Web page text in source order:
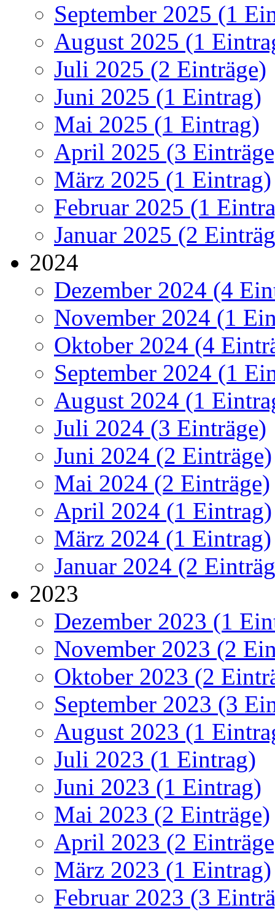
September 2025 (1
August 2025 (1
Juli 2025 (2 Einträge)
Juni 2025 (1 Eintrag)
Mai 2025 (1 Eintrag)
April 2025 (3
März 2025 (1 Eintrag)
Februar 2025 (1
Januar 2025 (2
2024
Dezember 2024 (4
November 2024 (1
Oktober 2024 (4
September 2024 (1
August 2024 (1
Juli 2024 (3 Einträge)
Juni 2024 (2 Einträge)
Mai 2024 (2 Einträge)
April 2024 (1 Eintrag)
März 2024 (1 Eintrag)
Januar 2024 (2
2023
Dezember 2023 (1
November 2023 (2
Oktober 2023 (2
September 2023 (3
August 2023 (1
Juli 2023 (1 Eintrag)
Juni 2023 (1 Eintrag)
Mai 2023 (2 Einträge)
April 2023 (2
März 2023 (1 Eintrag)
Februar 2023 (3